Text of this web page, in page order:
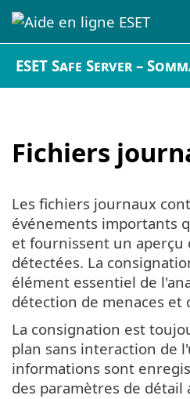
ESET Safe Server –
Fichiers
Les fichiers journaux
événements importants
et fournissent un aperçu
détectées. La
élément essentiel de
détection de menaces et
La consignation est
plan sans interaction de
informations sont
des paramètres de détail